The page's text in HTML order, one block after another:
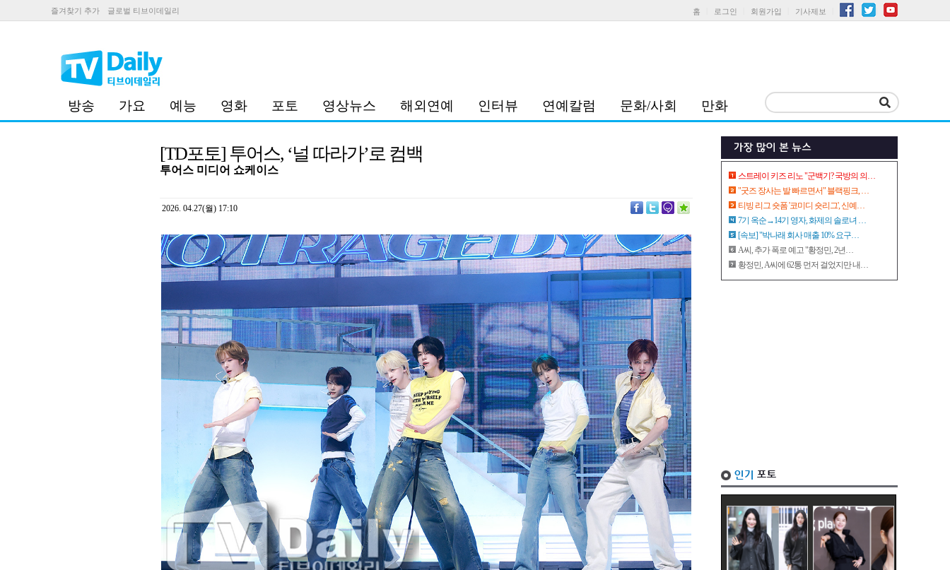
즐겨찾기 추가 글로벌 티브이데일리 홈 로그인 회원가입 기사제보
방송 가요 예능 영화 포토 영상뉴스 해외연예 인터뷰 연예칼럼 문화/사회 만화
[TD포토] 투어스, ‘널 따라가’로 컴백
투어스 미디어 쇼케이스
2026. 04.27(월) 17:10
스트레이 키즈 리노 "군백기? 국방의 의…
"굿즈 장사는 발 빠르면서" 블랙핑크, …
티빙 리그 숏폼 '코미디 숏리그', 신예…
7기 옥순→14기 영자, 화제의 솔로녀 …
[속보] "박나래 회사 매출 10% 요구…
A씨, 추가 폭로 예고 "황정민, 2년…
황정민, A씨에 62통 먼저 걸었지만 내…